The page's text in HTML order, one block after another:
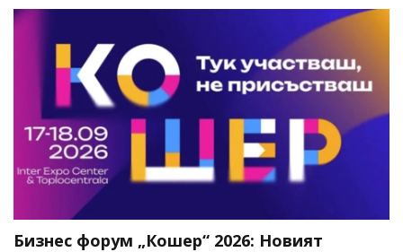
Бизнес форум „Кошер“ 2026: Новият